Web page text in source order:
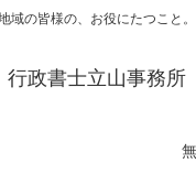
域の皆様の、お役にたつこと。
行政書士立山事務所